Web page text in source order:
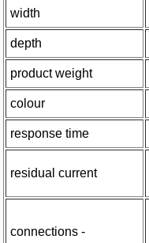
width
depth
product weight
colour
response time
residual current
connections -